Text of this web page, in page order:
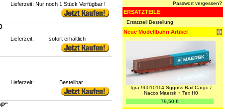
Lieferzeit: Nur noch 1 Stück Verfügbar !
Lieferzeit: sofort erhältlich
Lieferzeit: Bestellbar
Passwort vergessen?
ERSATZTEILE
Ersatzteil Bestellung
Neue Modellbahn Artikel
Igra 96010114 Sggnss Rail Cargo /
Nacco Maersk + Tex H0
79,50 €